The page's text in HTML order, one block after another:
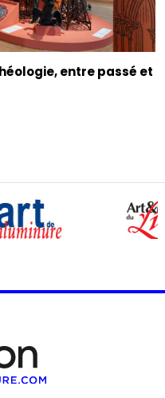
entre passé et